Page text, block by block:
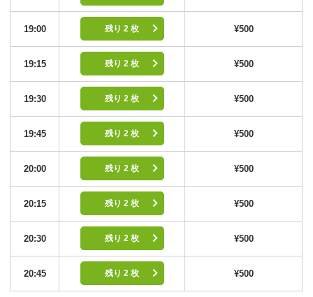
19:00 残り 2 枚 ¥500
19:15 残り 2 枚 ¥500
19:30 残り 2 枚 ¥500
19:45 残り 2 枚 ¥500
20:00 残り 2 枚 ¥500
20:15 残り 2 枚 ¥500
20:30 残り 2 枚 ¥500
20:45 残り 2 枚 ¥500